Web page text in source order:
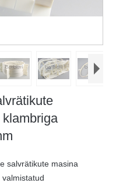
salvrätikute masina